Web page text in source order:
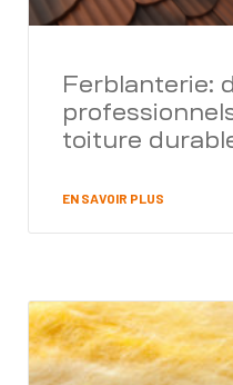
Ferblanterie:
toiture
EN SAVOIR PLUS